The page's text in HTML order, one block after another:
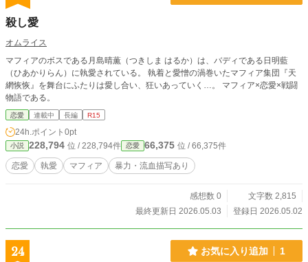
殺し愛
オムライス
マフィアのボスである月島晴薫（つきしま はるか）は、バディである日明藍
（ひあかりらん）に執愛されている。 執着と愛憎の渦巻いたマフィア集団『天
網恢恢』を舞台にふたりは愛し合い、狂いあっていく…。 マフィア×恋愛×戦闘
物語である。
恋愛 連載中 長編 R15
24h.ポイント 0pt
小説 228,794 位 / 228,794件 恋愛 66,375 位 / 66,375件
恋愛 執愛 マフィア 暴力・流血描写あり
感想数 0
文字数 2,815
最終更新日 2026.05.03
登録日 2026.05.02
24 お気に入り追加 1